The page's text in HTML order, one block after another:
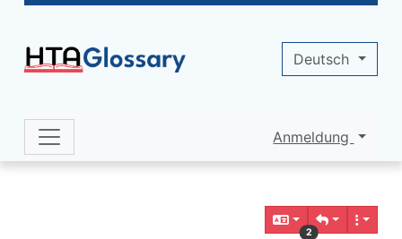
Navigation and related functionality
2
Site identity, navigation, etc.
Anmeldung
Deutsch